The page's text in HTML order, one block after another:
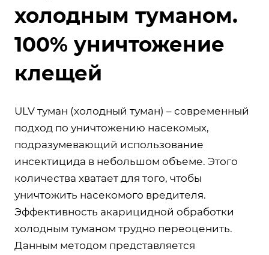
холодным туманом.
100% уничтожение
клещей
ULV туман (холодный туман) – современный
подход по уничтожению насекомых,
подразумевающий использование
инсектицида в небольшом объеме. Этого
количества хватает для того, чтобы
уничтожить насекомого вредителя.
Эффективность акарицидной обработки
холодным туманом трудно переоценить.
Данным методом представляется